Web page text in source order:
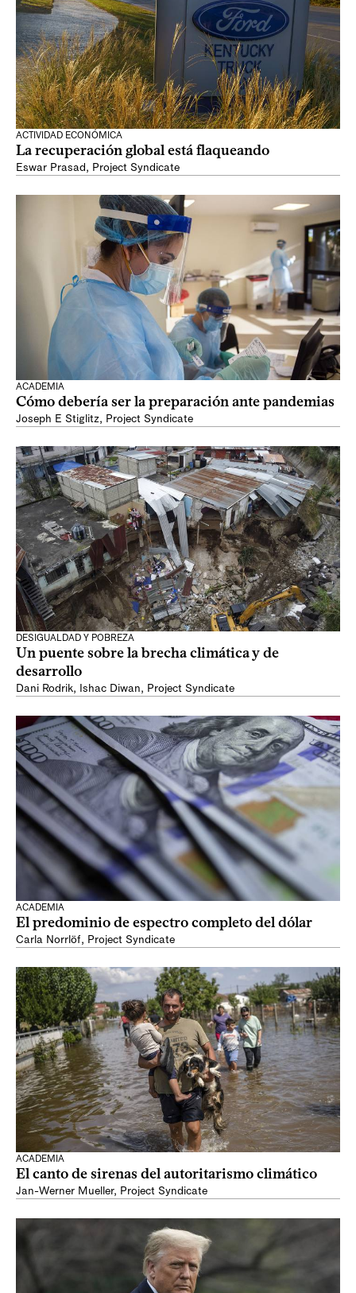
ACTIVIDAD ECONÓMICA
La recuperación global está flaqueando
Eswar Prasad, Project Syndicate
ACADEMIA
Cómo debería ser la preparación ante pandemias
Joseph E Stiglitz, Project Syndicate
DESIGUALDAD Y POBREZA
Un puente sobre la brecha climática y de
desarrollo
Dani Rodrik, Ishac Diwan, Project Syndicate
ACADEMIA
El predominio de espectro completo del dólar
Carla Norrlöf, Project Syndicate
ACADEMIA
El canto de sirenas del autoritarismo climático
Jan-Werner Mueller, Project Syndicate